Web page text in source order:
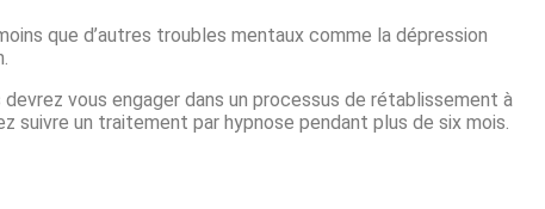
que d’autres troubles mentaux comme la dépression
vous engager dans un processus de rétablissement à
suivre un traitement par hypnose pendant plus de six mois.